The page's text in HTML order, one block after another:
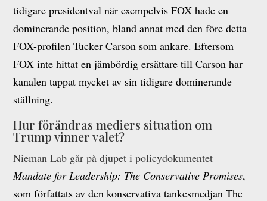
tidigare presidentval när exempelvis FOX hade en
dominerande position, bland annat med den före detta
FOX-profilen Tucker Carson som ankare. Eftersom
FOX inte hittat en jämbördig ersättare till Carson har
kanalen tappat mycket av sin tidigare dominerande
ställning.
Hur förändras mediers situation om
Trump vinner valet?
Nieman Lab går på djupet i policydokumentet
Mandate for Leadership: The Conservative Promises,
som författats av den konservativa tankesmedjan The